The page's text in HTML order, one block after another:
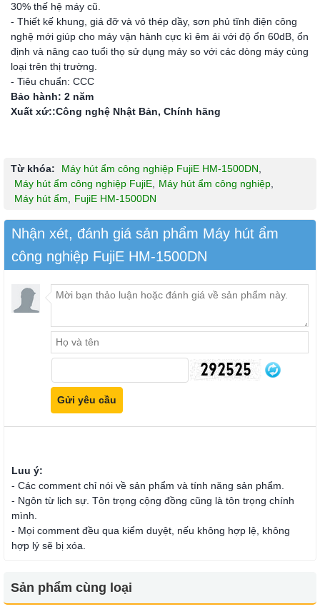
30% thế hệ máy cũ.
- Thiết kế khung, giá đỡ và vỏ thép dầy, sơn phủ tĩnh điện công
nghệ mới giúp cho máy vận hành cực kì êm ái với độ ổn 60dB, ổn
định và nâng cao tuổi thọ sử dụng máy so với các dòng máy cùng
loại trên thị trường.
- Tiêu chuẩn: CCC
Bảo hành: 2 năm
Xuất xứ::Công nghệ Nhật Bản, Chính hãng
Từ khóa: Máy hút ẩm công nghiệp FujiE HM-1500DN,
Máy hút ẩm công nghiệp FujiE, Máy hút ẩm công nghiệp,
Máy hút ẩm, FujiE HM-1500DN
Nhận xét, đánh giá sản phẩm Máy hút ẩm
công nghiệp FujiE HM-1500DN
Luu ý:
- Các comment chỉ nói về sản phẩm và tính năng sản phẩm.
- Ngôn từ lịch sự. Tôn trọng cộng đồng cũng là tôn trọng chính
mình.
- Mọi comment đều qua kiểm duyệt, nếu không hợp lệ, không
hợp lý sẽ bị xóa.
Sản phẩm cùng loại